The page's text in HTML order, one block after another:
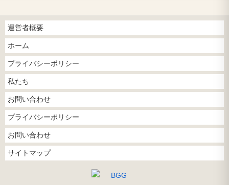
運営者概要
ホーム
プライバシーポリシー
私たち
お問い合わせ
プライバシーポリシー
お問い合わせ
サイトマップ